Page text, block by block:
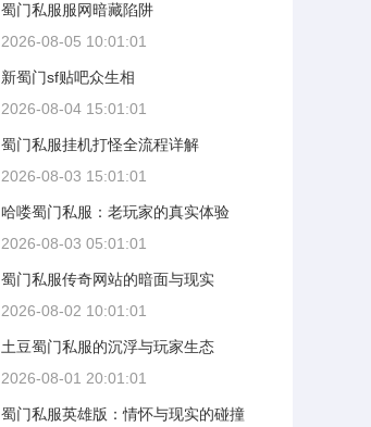
蜀门私服服网暗藏陷阱
2026-08-05 10:01:01
新蜀门sf贴吧众生相
2026-08-04 15:01:01
蜀门私服挂机打怪全流程详解
2026-08-03 15:01:01
哈喽蜀门私服：老玩家的真实体验
2026-08-03 05:01:01
蜀门私服传奇网站的暗面与现实
2026-08-02 10:01:01
土豆蜀门私服的沉浮与玩家生态
2026-08-01 20:01:01
蜀门私服英雄版：情怀与现实的碰撞